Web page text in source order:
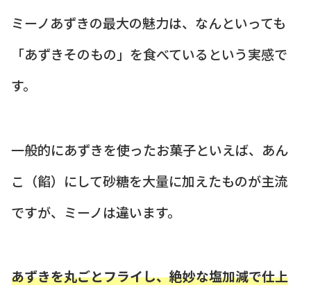
ミーノあずきの最大の魅力は、なんといっても
「あずきそのもの」を食べているという実感で
す。
一般的にあずきを使ったお菓子といえば、あん
こ（餡）にして砂糖を大量に加えたものが主流
ですが、ミーノは違います。
あずきを丸ごとフライし、絶妙な塩加減で仕上